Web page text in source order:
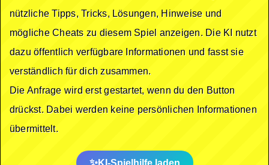
nützliche Tipps, Tricks, Lösungen, Hinweise und
mögliche Cheats zu diesem Spiel anzeigen. Die KI nutzt
dazu öffentlich verfügbare Informationen und fasst sie
verständlich für dich zusammen.
Die Anfrage wird erst gestartet, wenn du den Button
drückst. Dabei werden keine persönlichen Informationen
übermittelt.
KI-Spielhilfe laden